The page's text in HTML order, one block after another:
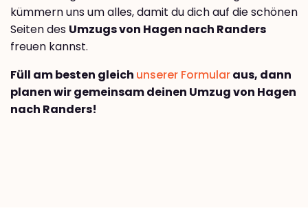
kümmern uns um alles, damit du dich auf die schönen
Seiten des Umzugs von Hagen nach Randers
freuen kannst.
Füll am besten gleich unserer Formularaus, dann
planen wir gemeinsam deinen Umzug von Hagen
nach Randers!